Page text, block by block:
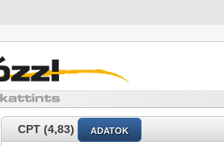
CPT (4,83) ADATOK